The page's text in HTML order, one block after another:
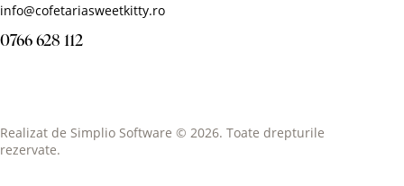
info@cofetariasweetkitty.ro
0766 628 112
Realizat de Simplio Software © 2026. Toate drepturile
rezervate.